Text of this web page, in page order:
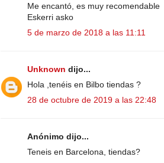
Me encantó, es muy recomendable
Eskerri asko
5 de marzo de 2018 a las 11:11
Unknown dijo...
Hola ,tenéis en Bilbo tiendas ?
28 de octubre de 2019 a las 22:48
Anónimo dijo...
Teneis en Barcelona, tiendas?